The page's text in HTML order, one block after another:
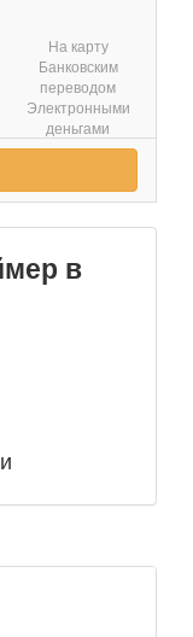
На карту
Банковским
переводом
Электронными
деньгами
в